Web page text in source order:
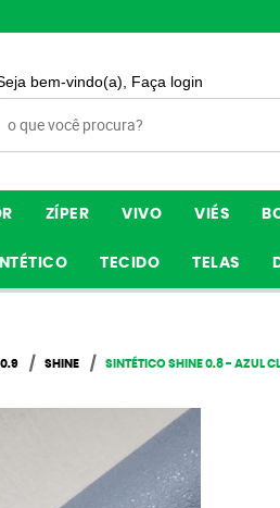
bem-vindo(a), Faça login
ZÍPER VIVO VIÉS
TECIDO TELAS
0.9 SHINE SINTÉTICO SHINE 0.8 - AZUL